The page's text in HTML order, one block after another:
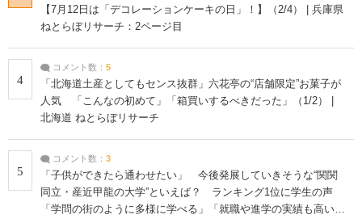
【7月12日は「デコレーションケーキの日」！】（2/4） | 兵庫県
ねとらぼリサーチ：2ページ目
4
コメント数： 5
「北海道土産としてもセンス抜群」六花亭の“店舗限定”お菓子が
人気 「こんなの初めて」「箱買いするべきだった」（1/2） |
北海道 ねとらぼリサーチ
5
コメント数： 3
「子供ができたら通わせたい」 今後発展していきそうな“関関
同立・産近甲龍の大学”といえば？ ランキング1位に学生の声
「学問の街のように多様に学べる」「就職や進学の実績も高い」